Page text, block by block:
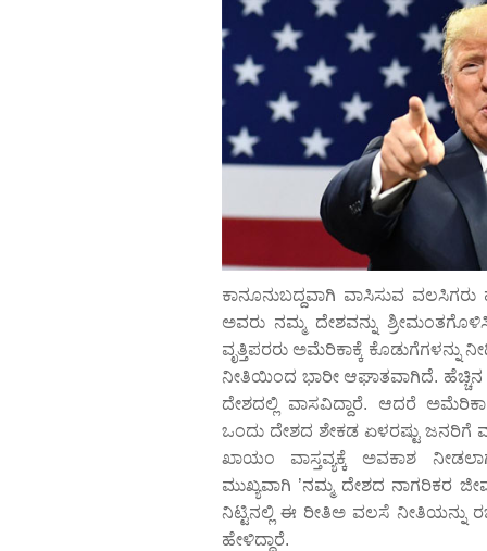
ಕಾನೂನುಬದ್ದವಾಗಿ ವಾಸಿಸುವ ವಲಸಿಗರು
ಅವರು ನಮ್ಮ ದೇಶವನ್ನು
ವೃತ್ತಿಪರರು ಅಮೆರಿಕಾಕ್ಕೆ ಕೊಡುಗೆಗಳನ್ನು
ನೀತಿಯಿಂದ ಭಾರೀ ಆಘಾತವಾಗಿದೆ. ಹೆಚ್ಚಿನ
ದೇಶದಲ್ಲಿ ವಾಸವಿದ್ದಾರೆ. ಆದರೆ
ಒಂದು ದೇಶದ ಶೇಕಡ ಏಳರಷ್ಟು ಜನರಿಗೆ
ಖಾಯಂ ವಾಸ್ತವ್ಯಕ್ಕೆ ಅವಕಾಶ
ಮುಖ್ಯವಾಗಿ ’ನಮ್ಮ ದೇಶದ ನಾಗರಿಕರ
ನಿಟ್ಟಿನಲ್ಲಿ ಈ ರೀತಿಅ ವಲಸೆ ನೀತಿಯನ್ನು
ಹೇಳಿದ್ದಾರೆ.